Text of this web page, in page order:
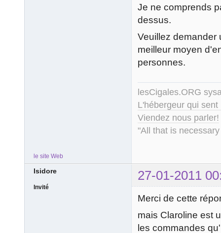
Je ne comprends
dessus.
Veuillez demander
meilleur moyen
personnes.
lesCigales.ORG
L'hébergeur qui
Viendez nous parler!
"All that is
le site Web
Isidore 27-01-2011
Invité
Merci de cette
mais Claroline est
les commandes